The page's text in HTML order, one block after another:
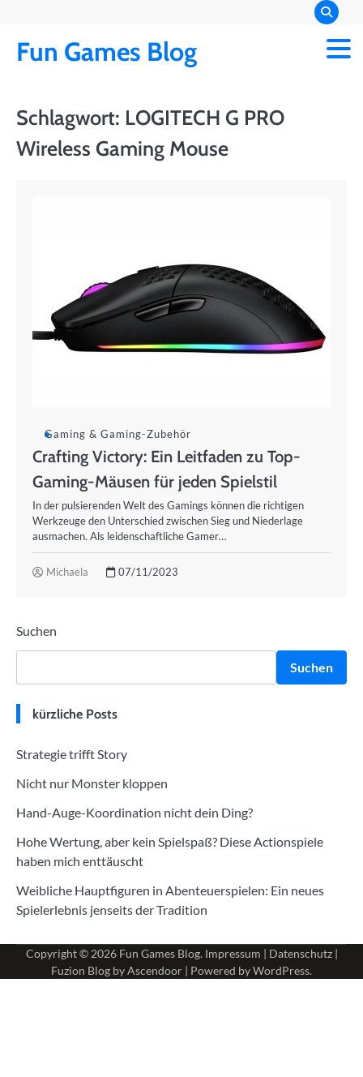
content
Fun Games Blog
Schlagwort: LOGITECH G PRO
Wireless Gaming Mouse
Gaming & Gaming-Zubehör
Crafting Victory: Ein Leitfaden zu Top-
Gaming-Mäusen für jeden Spielstil
In der pulsierenden Welt des Gamings können die richtigen
Werkzeuge den Unterschied zwischen Sieg und Niederlage
ausmachen. Als leidenschaftliche Gamer…
Michaela 07/11/2023
Suchen
Suchen
kürzliche Posts
Strategie trifft Story
Nicht nur Monster kloppen
Hand-Auge-Koordination nicht dein Ding?
Hohe Wertung, aber kein Spielspaß? Diese Actionspiele
haben mich enttäuscht
Weibliche Hauptfiguren in Abenteuerspielen: Ein neues
Spielerlebnis jenseits der Tradition
Copyright © 2026 Fun Games Blog. Impressum | Datenschutz|
Fuzion Blog byAscendoor | Powered byWordPress.